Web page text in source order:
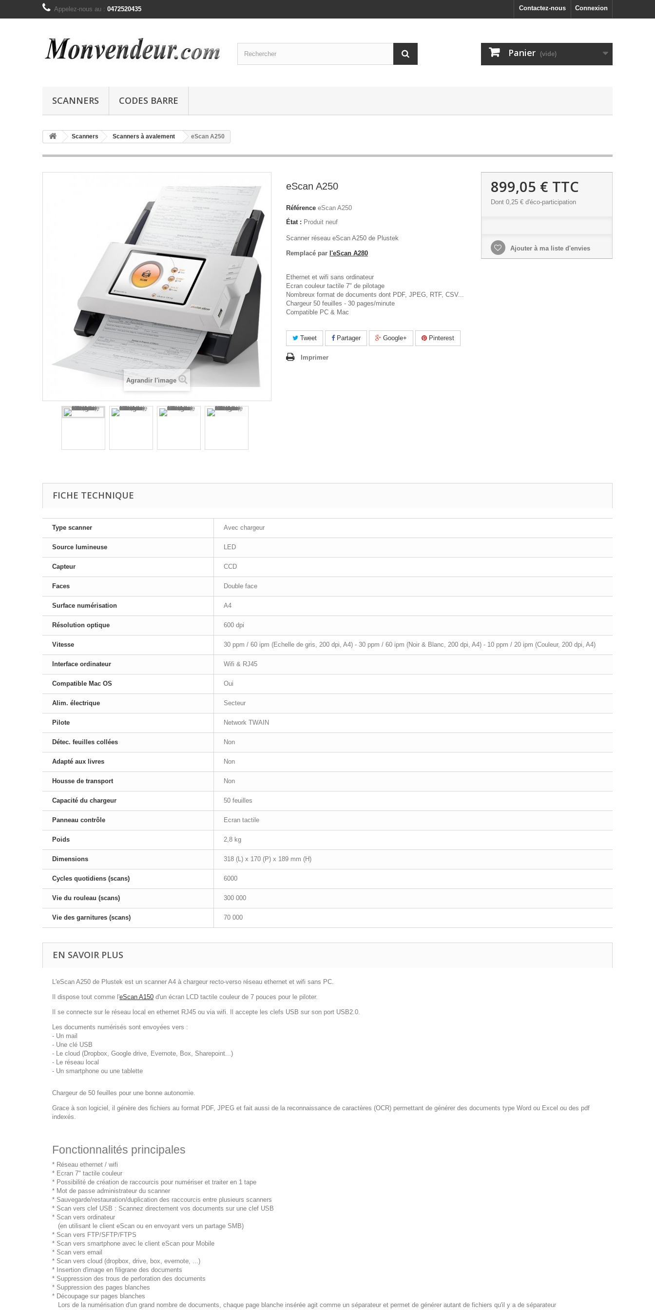
Connexion
Contactez-nous
Appelez-nous au : 0472520435
Panier (vide)
SCANNERS CODES BARRE
Scanners Scanners à avalement eScan A250
Agrandir l'image
eScan A250
Référence eScan A250
État : Produit neuf
Scanner réseau eScan A250 de Plustek
Remplacé par l'eScan A280
Ethernet et wifi sans ordinateur
Ecran couleur tactile 7" de pilotage
Nombreux format de documents dont PDF, JPEG, RTF, CSV...
Chargeur 50 feuilles - 30 pages/minute
Compatible PC & Mac
Tweet Partager Google+ Pinterest
Imprimer
899,05 € TTC
Dont 0,25 €d'éco-participation
Ajouter à ma liste d'envies
FICHE TECHNIQUE
Type scanner Avec chargeur
Source lumineuse LED
Capteur CCD
Faces Double face
Surface numérisation A4
Résolution optique 600 dpi
Vitesse 30 ppm / 60 ipm (Echelle de gris, 200 dpi, A4) - 30 ppm / 60 ipm (Noir & Blanc, 200 dpi, A4) - 10 ppm / 20 ipm (Couleur, 200 dpi, A4)
Interface ordinateur Wifi & RJ45
Compatible Mac OS Oui
Alim. électrique Secteur
Pilote Network TWAIN
Détec. feuilles collées Non
Adapté aux livres Non
Housse de transport Non
Capacité du chargeur 50 feuilles
Panneau contrôle Ecran tactile
Poids 2,8 kg
Dimensions 318 (L) x 170 (P) x 189 mm (H)
Cycles quotidiens (scans) 6000
Vie du rouleau (scans) 300 000
Vie des garnitures (scans) 70 000
EN SAVOIR PLUS
L'eScan A250 de Plustek est un scanner A4 à chargeur recto-verso réseau ethernet et wifi sans PC.
Il dispose tout comme l'eScan A150 d'un écran LCD tactile couleur de 7 pouces pour le piloter.
Il se connecte sur le réseau local en ethernet RJ45 ou via wifi. Il accepte les clefs USB sur son port USB2.0.
Les documents numérisés sont envoyées vers :
- Un mail
- Une clé USB
- Le cloud (Dropbox, Google drive, Evernote, Box, Sharepoint...)
- Le réseau local
- Un smartphone ou une tablette
Chargeur de 50 feuilles pour une bonne autonomie.
Grace à son logiciel, il génère des fichiers au format PDF, JPEG et fait aussi de la reconnaissance de caractères (OCR) permettant de générer des documents type Word ou Excel ou des pdf
indexés.
Fonctionnalités principales
* Réseau ethernet / wifi
* Ecran 7" tactile couleur
* Possibilité de création de raccourcis pour numériser et traiter en 1 tape
* Mot de passe administrateur du scanner
* Sauvegarde/restauration/duplication des raccourcis entre plusieurs scanners
* Scan vers clef USB : Scannez directement vos documents sur une clef USB
* Scan vers ordinateur
(en utilisant le client eScan ou en envoyant vers un partage SMB)
* Scan vers FTP/SFTP/FTPS
* Scan vers smartphone avec le client eScan pour Mobile
* Scan vers email
* Scan vers cloud (dropbox, drive, box, evernote, ...)
* Insertion d'image en filigrane des documents
* Suppression des trous de perforation des documents
* Suppression des pages blanches
* Découpage sur pages blanches
Lors de la numérisation d'un grand nombre de documents, chaque page blanche insérée agit comme un séparateur et permet de générer autant de fichiers qu'il y a de séparateur